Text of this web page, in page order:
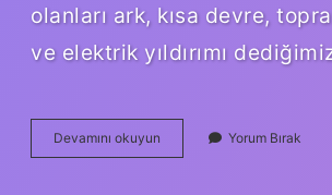
olanları ark, kısa devre,
ve elektrik yıldırımı
Devamını okuyun
Panellerine
Yorum Bırak